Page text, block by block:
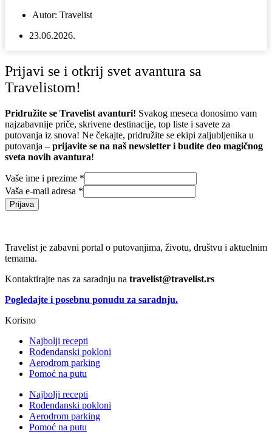
Autor: Travelist
23.06.2026.
Prijavi se i otkrij svet avantura sa
Travelistom!
Pridružite se Travelist avanturi! Svakog meseca donosimo vam
najzabavnije priče, skrivene destinacije, top liste i savete za
putovanja iz snova! Ne čekajte, pridružite se ekipi zaljubljenika u
putovanja – prijavite se na naš newsletter i budite deo magičnog
sveta novih avantura!
Vaše ime i prezime *
Vaša e-mail adresa *
Prijava
Travelist je zabavni portal o putovanjima, životu, društvu i aktuelnim
temama.
Kontaktirajte nas za saradnju na travelist@travelist.rs
Pogledajte i posebnu ponudu za saradnju.
Korisno
Najbolji recepti
Rođendanski pokloni
Aerodrom parking
Pomoć na putu
Najbolji recepti
Rođendanski pokloni
Aerodrom parking
Pomoć na putu